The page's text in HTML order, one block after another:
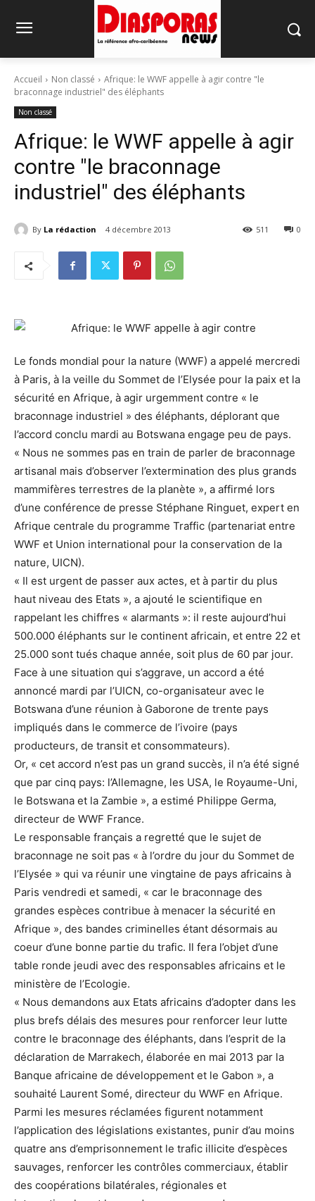
Accueil Non classé
Afrique: le WWF appelle à agir contre "le
braconnage industriel" des éléphants
Non classé
Afrique: le WWF appelle à agir
contre "le braconnage
industriel" des éléphants
By La rédaction 4 décembre 2013 0
511
Le fonds mondial pour la nature (WWF) a appelé mercredi
à Paris, à la veille du Sommet de l’Elysée pour la paix et la
sécurité en Afrique, à agir urgemment contre « le
braconnage industriel » des éléphants, déplorant que
l’accord conclu mardi au Botswana engage peu de pays.
« Nous ne sommes pas en train de parler de braconnage
artisanal mais d’observer l’extermination des plus grands
mammifères terrestres de la planète », a affirmé lors
d’une conférence de presse Stéphane Ringuet, expert en
Afrique centrale du programme Traffic (partenariat entre
WWF et Union international pour la conservation de la
nature, UICN).
« Il est urgent de passer aux actes, et à partir du plus
haut niveau des Etats », a ajouté le scientifique en
rappelant les chiffres « alarmants »: il reste aujourd’hui
500.000 éléphants sur le continent africain, et entre 22 et
25.000 sont tués chaque année, soit plus de 60 par jour.
Face à une situation qui s’aggrave, un accord a été
annoncé mardi par l’UICN, co-organisateur avec le
Botswana d’une réunion à Gaborone de trente pays
impliqués dans le commerce de l’ivoire (pays
producteurs, de transit et consommateurs).
Or, « cet accord n’est pas un grand succès, il n’a été signé
que par cinq pays: l’Allemagne, les USA, le Royaume-Uni,
le Botswana et la Zambie », a estimé Philippe Germa,
directeur de WWF France.
Le responsable français a regretté que le sujet de
braconnage ne soit pas « à l’ordre du jour du Sommet de
l’Elysée » qui va réunir une vingtaine de pays africains à
Paris vendredi et samedi, « car le braconnage des
grandes espèces contribue à menacer la sécurité en
Afrique », des bandes criminelles étant désormais au
coeur d’une bonne partie du trafic. Il fera l’objet d’une
table ronde jeudi avec des responsables africains et le
ministère de l’Ecologie.
« Nous demandons aux Etats africains d’adopter dans les
plus brefs délais des mesures pour renforcer leur lutte
contre le braconnage des éléphants, dans l’esprit de la
déclaration de Marrakech, élaborée en mai 2013 par la
Banque africaine de développement et le Gabon », a
souhaité Laurent Somé, directeur du WWF en Afrique.
Parmi les mesures réclamées figurent notamment
l’application des législations existantes, punir d’au moins
quatre ans d’emprisonnement le trafic illicite d’espèces
sauvages, renforcer les contrôles commerciaux, établir
des coopérations bilatérales, régionales et